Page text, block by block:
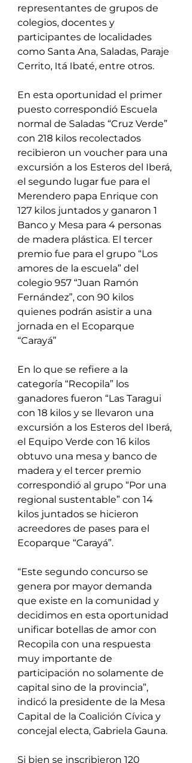
representantes de grupos de
colegios, docentes y
participantes de localidades
como Santa Ana, Saladas, Paraje
Cerrito, Itá Ibaté, entre otros.
En esta oportunidad el primer
puesto correspondió Escuela
normal de Saladas “Cruz Verde”
con 218 kilos recolectados
recibieron un voucher para una
excursión a los Esteros del Iberá,
el segundo lugar fue para el
Merendero papa Enrique con
127 kilos juntados y ganaron 1
Banco y Mesa para 4 personas
de madera plástica. El tercer
premio fue para el grupo “Los
amores de la escuela” del
colegio 957 “Juan Ramón
Fernández”, con 90 kilos
quienes podrán asistir a una
jornada en el Ecoparque
“Carayá”
En lo que se refiere a la
categoría “Recopila” los
ganadores fueron “Las Taragui
con 18 kilos y se llevaron una
excursión a los Esteros del Iberá,
el Equipo Verde con 16 kilos
obtuvo una mesa y banco de
madera y el tercer premio
correspondió al grupo “Por una
regional sustentable” con 14
kilos juntados se hicieron
acreedores de pases para el
Ecoparque “Carayá”.
“Este segundo concurso se
genera por mayor demanda
que existe en la comunidad y
decidimos en esta oportunidad
unificar botellas de amor con
Recopila con una respuesta
muy importante de
participación no solamente de
capital sino de la provincia”,
indicó la presidente de la Mesa
Capital de la Coalición Cívica y
concejal electa, Gabriela Gauna.
Si bien se inscribieron 120